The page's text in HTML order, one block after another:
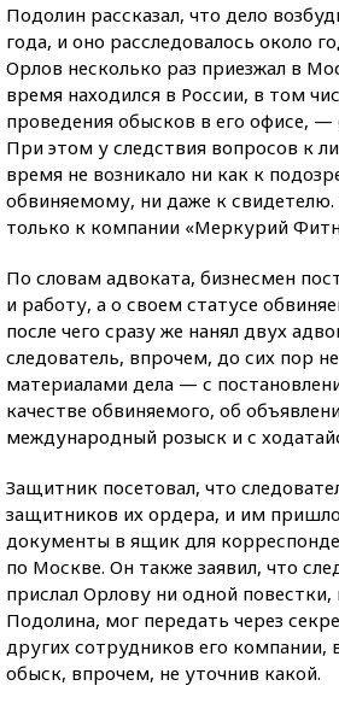
Подолин рассказал, что дело
года, и оно расследовалось около
Орлов несколько раз приезжал в
время находился в России, в том
проведения обысков в его офисе,
При этом у следствия вопросов к
время не возникало ни как к
обвиняемому, ни даже к
только к компании «Меркурий
По словам адвоката, бизнесмен
и работу, а о своем статусе
после чего сразу же нанял двух
следователь, впрочем, до сих пор
материалами дела — с
качестве обвиняемого, об
международный розыск и с
Защитник посетовал, что
защитников их ордера, и им
документы в ящик для
по Москве. Он также заявил, что
прислал Орлову ни одной
Подолина, мог передать через
других сотрудников его компании,
обыск, впрочем, не уточнив какой.